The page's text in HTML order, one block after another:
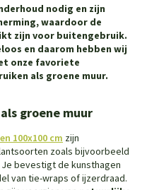
nodig en zijn
waardoor de
zijn voor buitengebruik.
en daarom hebben wij
onze favoriete
als groene muur.
groene muur
100x100 cm zijn
zoals bijvoorbeeld
Je bevestigt de kunsthagen
van tie-wraps of ijzerdraad.